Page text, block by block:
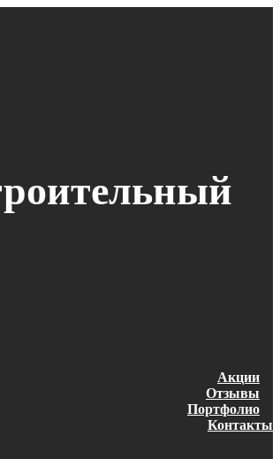
Акции
Отзывы
Портфолио
Контакты